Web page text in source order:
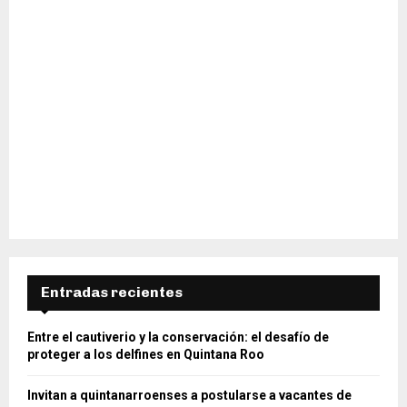
Entradas recientes
Entre el cautiverio y la conservación: el desafío de
proteger a los delfines en Quintana Roo
Invitan a quintanarroenses a postularse a vacantes de